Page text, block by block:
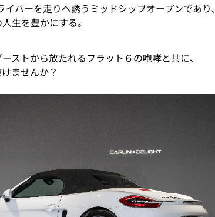
バーを走りへ誘うミッドシップオープンであり、
生を豊かにする。
ストから放たれるフラット６の咆哮と共に、
ませんか？